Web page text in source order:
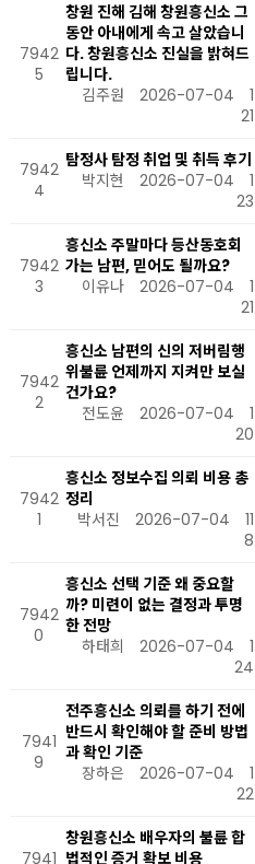
7942
5
창원 진해 김해 창원흥신소 그
동안 아내에게 속고 살았습니
다. 창원흥신소 진실을 밝혀드
립니다.
김주원
2026-07-04
1
21
7942
4
탐정사 탐정 취업 및 취득 후기
박지현
2026-07-04
1
23
7942
3
흥신소 주말마다 등산동호회
가는 남편, 믿어도 될까요?
이유나
2026-07-04
1
21
7942
2
흥신소 남편의 신의 저버림행
위불륜 언제까지 지켜만 보실
건가요?
전도윤
2026-07-04
1
20
7942
1
흥신소 정보수집 의뢰 비용 총
정리
박서진
2026-07-04
11
8
7942
0
흥신소 선택 기준 왜 중요할
까? 미련이 없는 결정과 투명
한 전망
하태희
2026-07-04
1
24
7941
9
전주흥신소 의뢰를 하기 전에
반드시 확인해야 할 준비 방법
과 확인 기준
장하은
2026-07-04
1
22
7941
창원흥신소 배우자의 불륜 합
법적인 증거 확보 비용